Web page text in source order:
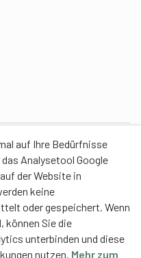
auf Ihre Bedürfnisse
Analysetool Google
der Website in
keine
oder gespeichert. Wenn
können Sie die
unterbinden und diese
nutzen. Mehr zum